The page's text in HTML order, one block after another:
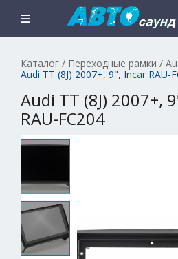
Каталог / Переходные рамки /
Audi ТТ (8J) 2007+, 9", Incar RAU-
Audi ТТ (8J) 2007+,
RAU-FC204